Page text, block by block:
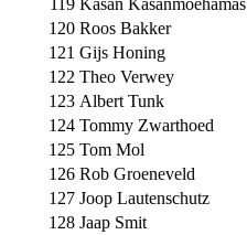
119 Kasan Kasanmoehamas
120 Roos Bakker
121 Gijs Honing
122 Theo Verwey
123 Albert Tunk
124 Tommy Zwarthoed
125 Tom Mol
126 Rob Groeneveld
127 Joop Lautenschutz
128 Jaap Smit